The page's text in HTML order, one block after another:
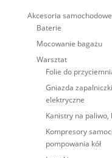
Akcesoria samochodowe
Baterie
Mocowanie bagażu
Warsztat
Folie do
Gniazda
elektryczne
Kanistry na
Kompresory
pompowania kół